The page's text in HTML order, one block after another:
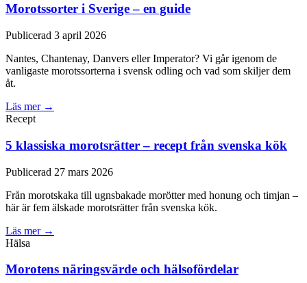
Morotssorter i Sverige – en guide
Publicerad 3 april 2026
Nantes, Chantenay, Danvers eller Imperator? Vi går igenom de
vanligaste morotssorterna i svensk odling och vad som skiljer dem
åt.
Läs mer →
Recept
5 klassiska morotsrätter – recept från svenska kök
Publicerad 27 mars 2026
Från morotskaka till ugnsbakade morötter med honung och timjan –
här är fem älskade morotsrätter från svenska kök.
Läs mer →
Hälsa
Morotens näringsvärde och hälsofördelar